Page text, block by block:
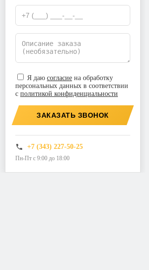
Я даю согласие на обработку
персональных данных в соответствии
с политикой конфиденциальности
ЗАКАЗАТЬ ЗВОНОК
+7 (343) 227-50-25
Пн-Пт с 9:00 до 18:00